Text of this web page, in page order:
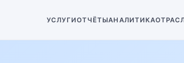
УСЛУГИОТЧЁТЫАНАЛИТИКА